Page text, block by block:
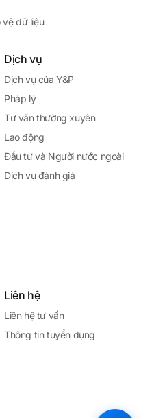
vệ dữ liệu
Dịch vụ
Dịch vụ của Y&P
Pháp lý
Tư vấn thường xuyên
Lao động
Đầu tư và Người nước ngoài
Dịch vụ đánh giá
Liên hệ
Liên hệ tư vấn
Thông tin tuyển dụng